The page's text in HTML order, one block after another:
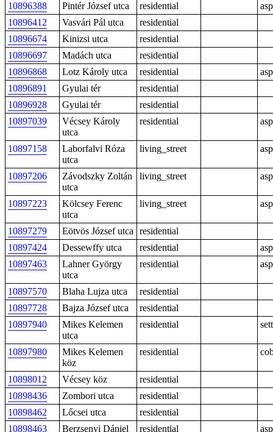
10896388 Pintér József utca residential
10896412
Vasvári Pál utca
residential
10896674
Kinizsi utca
residential
10896697
Madách utca
residential
10896868
Lotz Károly utca residential
10896891
Gyulai tér
residential
10896928
Gyulai tér
residential
10897039
Vécsey Károly
utca
residential
10897158
Laborfalvi Róza
utca
living_street
10897206
Závodszky Zoltán
utca
living_street
10897223
Kölcsey Ferenc
utca
living_street
10897279 Eötvös József utca
residential
10897424
Dessewffy utca residential
10897463
Lahner György
utca
residential
10897570 Blaha Lujza utca
residential
10897728
Bajza József utca
residential
10897940
Mikes Kelemen
utca
residential sett
10897980
Mikes Kelemen
köz
residential
10898012 Vécsey köz
residential
10898436
Zombori utca
residential
10898462
Lőcsei utca
residential
10898463
Berzsenyi Dániel
residential